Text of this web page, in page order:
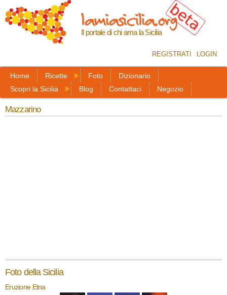
contenuto
principale
lamiasicilia.org
Il portale di chi ama la Sicilia
REGISTRATI LOGIN
Home Ricette Foto
Dizionario
Scopri la Sicilia
Blog Contattaci Negozio
Mazzarino
Foto della Sicilia
Eruzione Etna